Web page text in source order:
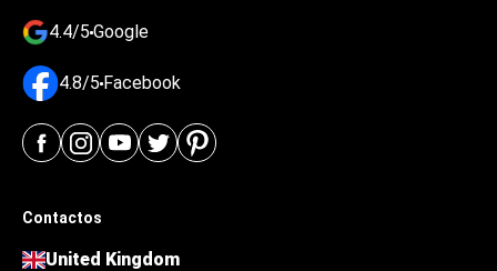
4.4/5 Google
4.8/5 Facebook
Contactos
United Kingdom